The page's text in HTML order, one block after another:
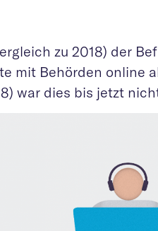
zu 2018) der
mit Behörden online
war dies bis jetzt